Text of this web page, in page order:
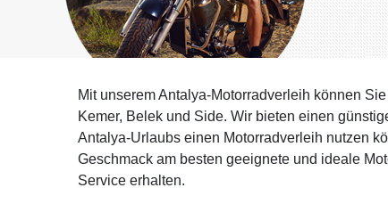
Mit unserem Antalya-Motorradverleih können
Kemer, Belek und Side. Wir bieten einen
Antalya-Urlaubs einen Motorradverleih nutzen
Geschmack am besten geeignete und ideale
Service erhalten.